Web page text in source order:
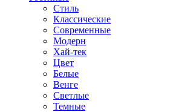
Стиль
Классические
Современные
Модерн
Хай-тек
Цвет
Белые
Венге
Светлые
Темные